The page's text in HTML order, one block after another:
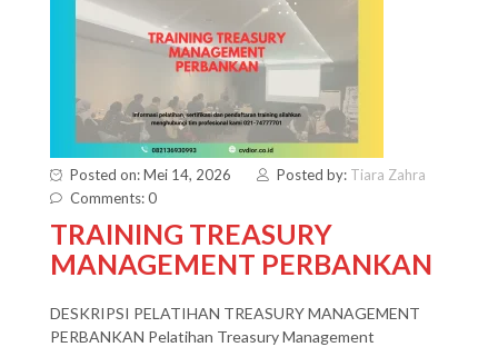
Posted on: Mei 14, 2026 Posted by: Tiara Zahra
Comments: 0
TRAINING TREASURY
MANAGEMENT PERBANKAN
DESKRIPSI PELATIHAN TREASURY MANAGEMENT
PERBANKAN Pelatihan Treasury Management